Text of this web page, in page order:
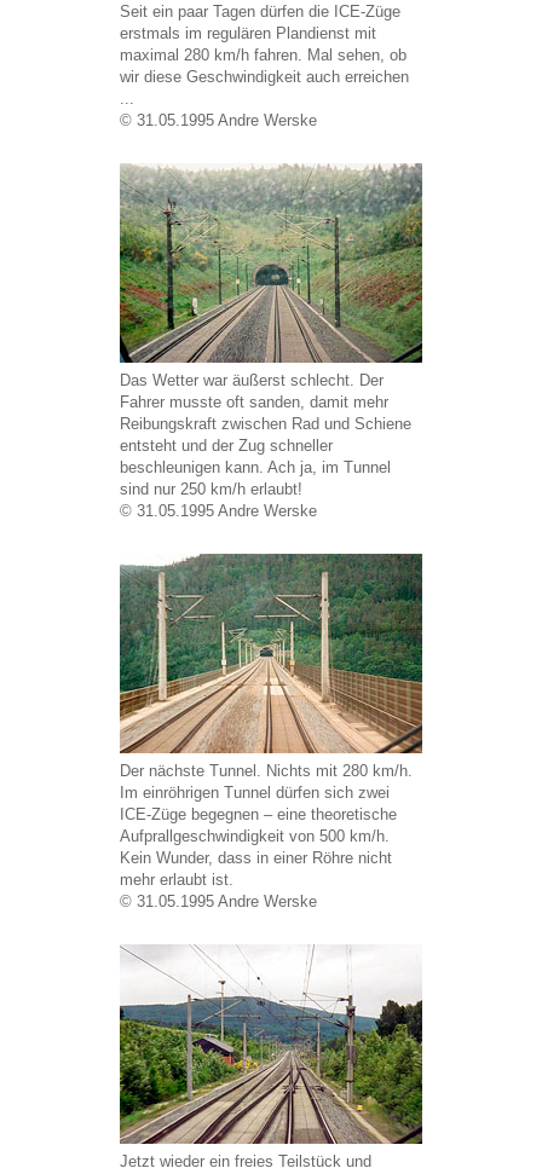
Seit ein paar Tagen dürfen die ICE-Züge
erstmals im regulären Plandienst mit
maximal 280 km/h fahren. Mal sehen, ob
wir diese Geschwindigkeit auch erreichen
© 31.05.1995 Andre Werske
Das Wetter war äußerst schlecht. Der
Fahrer musste oft sanden, damit mehr
Reibungskraft zwischen Rad und Schiene
entsteht und der Zug schneller
beschleunigen kann. Ach ja, im Tunnel
sind nur 250 km/h erlaubt!
© 31.05.1995 Andre Werske
Der nächste Tunnel. Nichts mit 280 km/h.
Im einröhrigen Tunnel dürfen sich zwei
ICE-Züge begegnen – eine theoretische
Aufprallgeschwindigkeit von 500 km/h.
Kein Wunder, dass in einer Röhre nicht
mehr erlaubt ist.
© 31.05.1995 Andre Werske
Jetzt wieder ein freies Teilstück und